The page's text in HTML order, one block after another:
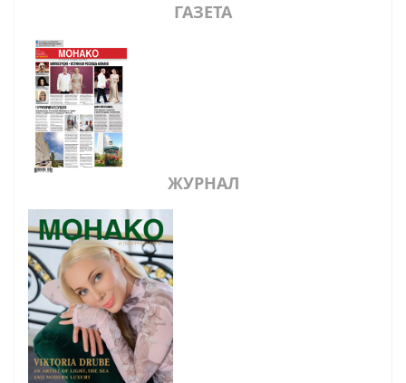
ГАЗЕТА
ЖУРНАЛ